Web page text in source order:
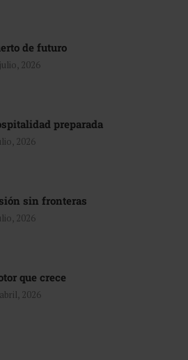
de futuro
2026
preparada
2026
sin fronteras
2026
que crece
2026